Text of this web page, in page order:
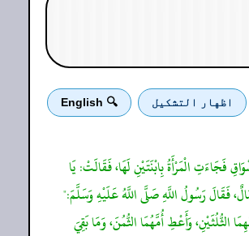
اظهار التشكيل 🔍 English
فَجَاءَتِ الْمَرْأَةُ بِابْنَتَيْنِ لَهَا، فَقَالَتْ: يَا
فَقَالَ رَسُولُ اللَّهِ صَلَّى اللَّهُ عَلَيْهِ وَسَلَّمَ:"
فَقَالَ: لِعَمِّهِمَا أَعْطِهِمَا الثُّلُثَيْنِ، وَأَعْطِ أُمَّهُمَا الثُّمُنَ، وَمَا بَقِيَ